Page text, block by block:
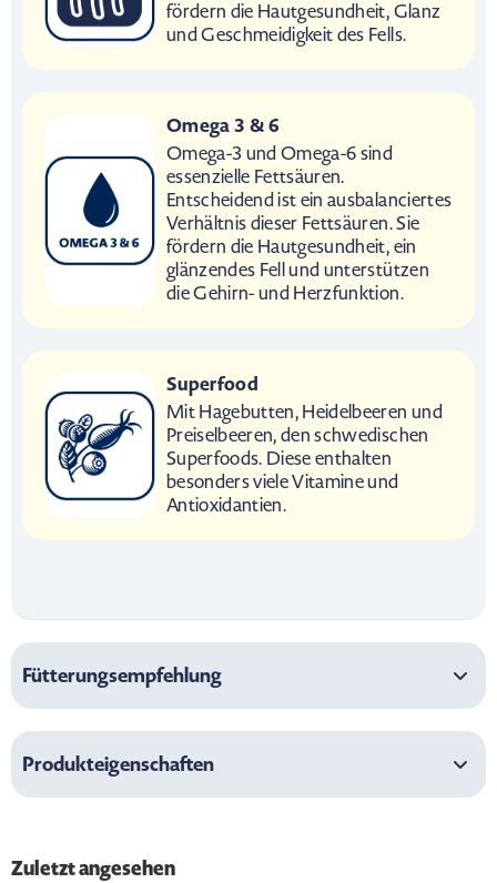
fördern die Hautgesundheit, Glanz
und Geschmeidigkeit des Fells.
Omega 3 & 6
Omega-3 und Omega-6 sind
essenzielle Fettsäuren.
Entscheidend ist ein ausbalanciertes
Verhältnis dieser Fettsäuren. Sie
fördern die Hautgesundheit, ein
glänzendes Fell und unterstützen
die Gehirn- und Herzfunktion.
Superfood
Mit Hagebutten, Heidelbeeren und
Preiselbeeren, den schwedischen
Superfoods. Diese enthalten
besonders viele Vitamine und
Antioxidantien.
Fütterungsempfehlung
Produkteigenschaften
Zuletzt angesehen